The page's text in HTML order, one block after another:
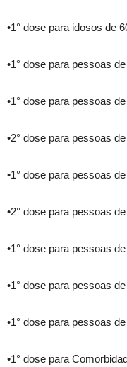
•1° dose para idosos de
•1° dose para pessoas
•1° dose para pessoas
•2° dose para pessoas
•1° dose para pessoas
•2° dose para pessoas
•1° dose para pessoas
•1° dose para pessoas
•1° dose para pessoas
•1° dose para